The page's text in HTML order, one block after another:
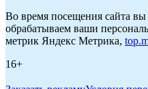
Во время посещения сайта вы
обрабатываем ваши
метрик Яндекс Метрика,
16+